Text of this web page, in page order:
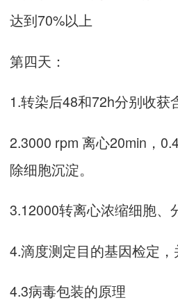
达到70%以上
第四天：
1.转染后48和72h分别收获
2.3000 rpm 离心20min，
除细胞沉淀。
3.12000转离心浓缩细胞、
4.滴度测定目的基因检定，
4.3病毒包装的原理